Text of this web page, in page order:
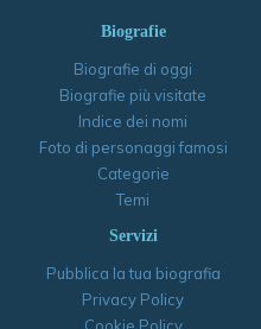
Biografie
Biografie di oggi
Biografie più visitate
Indice dei nomi
Foto di personaggi famosi
Categorie
Temi
Servizi
Pubblica la tua biografia
Privacy Policy